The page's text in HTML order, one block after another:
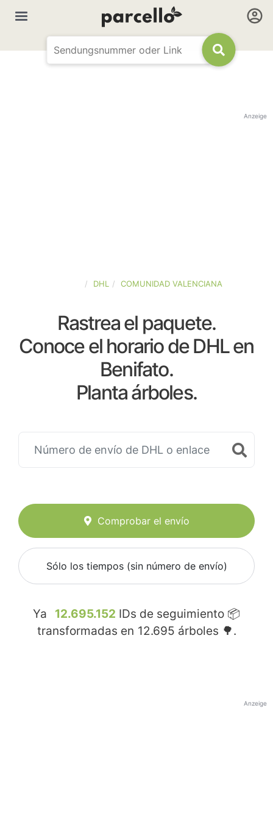
Anzeige
DHL COMUNIDAD VALENCIANA
Rastrea el paquete.
Conoce el horario de DHL en
Benifato.
Planta árboles.
Comprobar el envío
Sólo los tiempos (sin número de envío)
Ya 12.695.152 IDs de seguimiento 📦
transformadas en 12.695 árboles 🌳.
Anzeige